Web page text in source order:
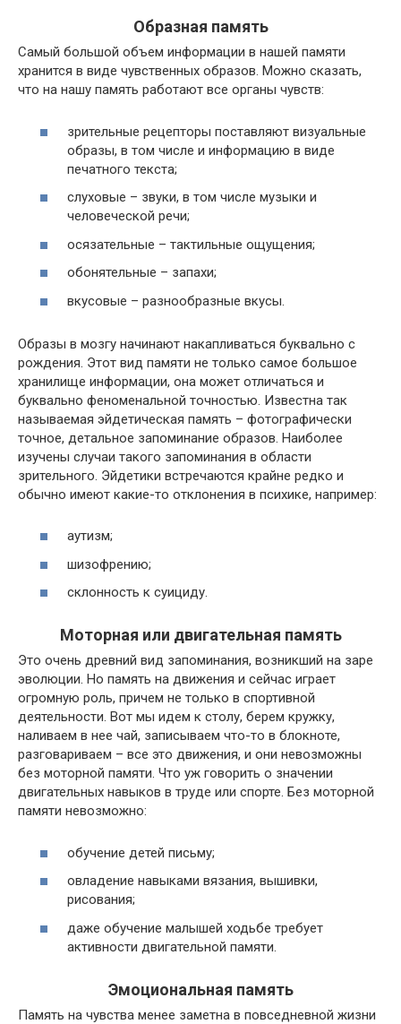
Образная память
Самый большой объем информации в нашей памяти
хранится в виде чувственных образов. Можно сказать,
что на нашу память работают все органы чувств:
зрительные рецепторы поставляют визуальные
образы, в том числе и информацию в виде
печатного текста;
слуховые – звуки, в том числе музыки и
человеческой речи;
осязательные – тактильные ощущения;
обонятельные – запахи;
вкусовые – разнообразные вкусы.
Образы в мозгу начинают накапливаться буквально с
рождения. Этот вид памяти не только самое большое
хранилище информации, она может отличаться и
буквально феноменальной точностью. Известна так
называемая эйдетическая память – фотографически
точное, детальное запоминание образов. Наиболее
изучены случаи такого запоминания в области
зрительного. Эйдетики встречаются крайне редко и
обычно имеют какие-то отклонения в психике, например:
аутизм;
шизофрению;
склонность к суициду.
Моторная или двигательная память
Это очень древний вид запоминания, возникший на заре
эволюции. Но память на движения и сейчас играет
огромную роль, причем не только в спортивной
деятельности. Вот мы идем к столу, берем кружку,
наливаем в нее чай, записываем что-то в блокноте,
разговариваем – все это движения, и они невозможны
без моторной памяти. Что уж говорить о значении
двигательных навыков в труде или спорте. Без моторной
памяти невозможно:
обучение детей письму;
овладение навыками вязания, вышивки,
рисования;
даже обучение малышей ходьбе требует
активности двигательной памяти.
Эмоциональная память
Память на чувства менее заметна в повседневной жизни